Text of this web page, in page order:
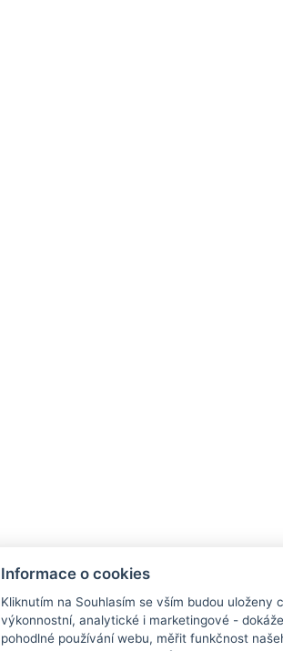
Informace o cookies
Kliknutím na Souhlasím se vším budou uloženy
výkonnostní, analytické i marketingové -
pohodlné používání webu, měřit funkčnost